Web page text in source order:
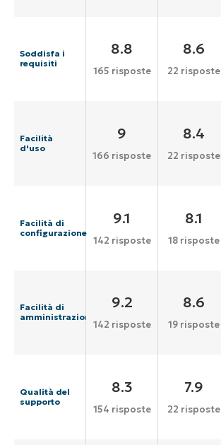
Soddisfa i
requisiti
8.8
165 risposte
8.6
22 risposte
Facilità
d'uso
9
166 risposte
8.4
22 risposte
Facilità di
configurazione
9.1
142 risposte
8.1
18 risposte
Facilità di
amministrazione
9.2
142 risposte
8.6
19 risposte
Qualità del
supporto
8.3
154 risposte
7.9
22 risposte